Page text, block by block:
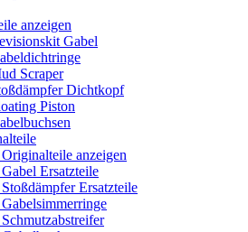
anzeigen
Gabel
Scraper
Dichtkopf
Piston
anzeigen
Ersatzteile
Ersatzteile